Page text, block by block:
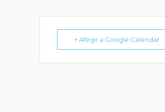
+ Afegir a Google Calendar